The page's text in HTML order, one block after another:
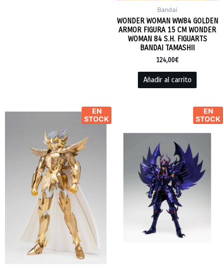
Bandai
WONDER WOMAN WW84 GOLDEN
ARMOR FIGURA 15 CM WONDER
WOMAN 84 S.H. FIGUARTS
BANDAI TAMASHII
124,00€
Añadir al carrito
EN
STOCK
EN
STOCK